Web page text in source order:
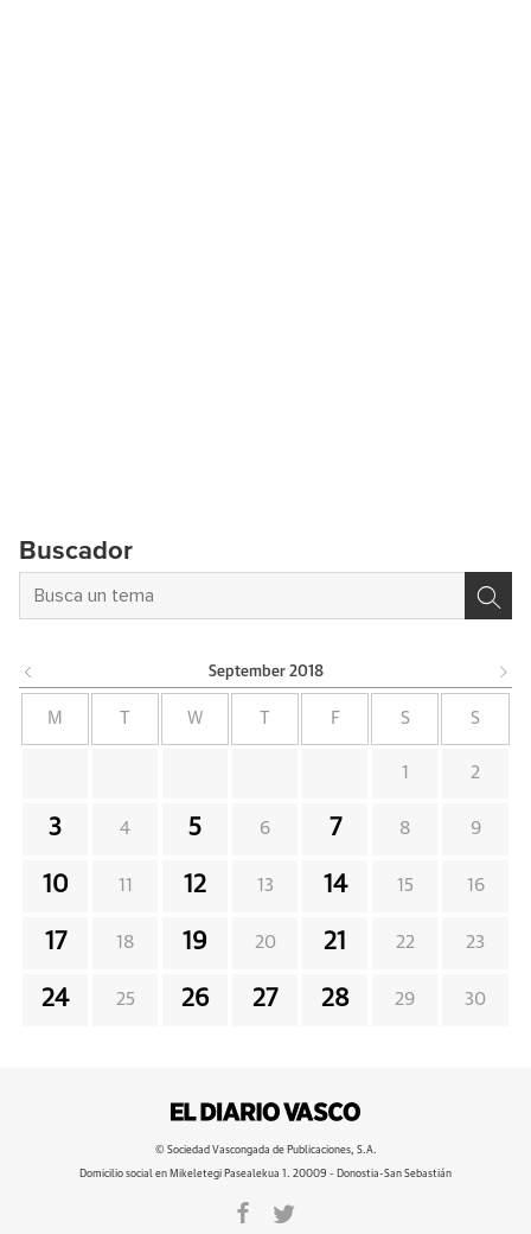
Buscador
September 2018
M T W T F S S
1 2
3 4 5 6 7 8 9
10 11 12 13 14 15 16
17 18 19 20 21 22 23
24 25 26 27 28 29 30
© Sociedad Vascongada de Publicaciones, S.A.
Domicilio social en Mikeletegi Pasealekua 1. 20009 - Donostia-San Sebastián